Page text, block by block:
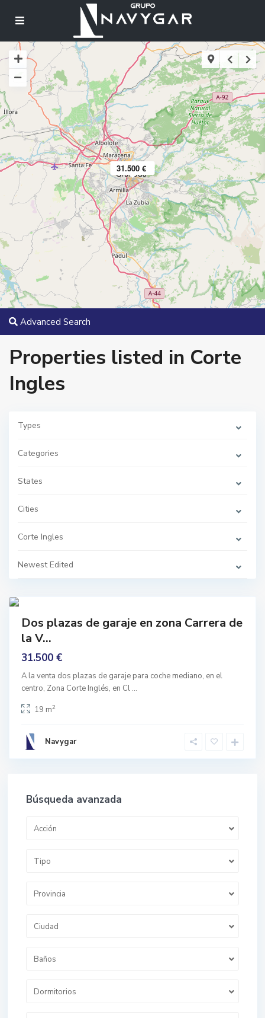
31.500 €
Advanced Search
Properties listed in Corte
Ingles
Types
Categories
States
Cities
Corte Ingles
Newest Edited
o
e
g
l
s
,
a
a
Dos plazas de garaje en zona Carrera de
la V...
31.500 €
A la venta dos plazas de garaje para coche mediano, en el
centro, Zona Corte Inglés, en Cl ...
19 m2
Navygar
Búsqueda avanzada
Acción
Tipo
Provincia
Ciudad
Baños
Dormitorios